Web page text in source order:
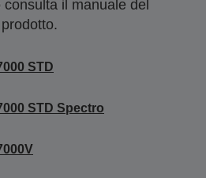
il manuale del
prodotto.
STD
STD Spectro